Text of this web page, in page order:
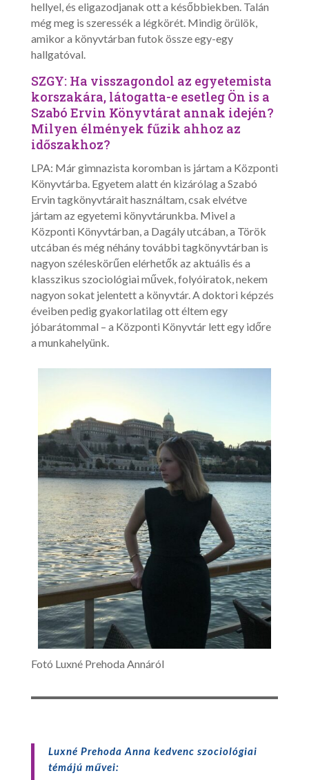
hellyel, és eligazodjanak ott a későbbiekben. Talán
még meg is szeressék a légkörét. Mindig örülök,
amikor a könyvtárban futok össze egy-egy
hallgatóval.
SZGY: Ha visszagondol az egyetemista
korszakára, látogatta-e esetleg Ön is a
Szabó Ervin Könyvtárat annak idején?
Milyen élmények fűzik ahhoz az
időszakhoz?
LPA: Már gimnazista koromban is jártam a Központi
Könyvtárba. Egyetem alatt én kizárólag a Szabó
Ervin tagkönyvtárait használtam, csak elvétve
jártam az egyetemi könyvtárunkba. Mivel a
Központi Könyvtárban, a Dagály utcában, a Török
utcában és még néhány további tagkönyvtárban is
nagyon széleskörűen elérhetők az aktuális és a
klasszikus szociológiai művek, folyóiratok, nekem
nagyon sokat jelentett a könyvtár. A doktori képzés
éveiben pedig gyakorlatilag ott éltem egy
jóbarátommal – a Központi Könyvtár lett egy időre
a munkahelyünk.
Fotó Luxné Prehoda Annáról
Luxné Prehoda Anna kedvenc szociológiai
témájú művei: